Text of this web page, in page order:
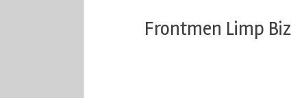
Frontmen Limp